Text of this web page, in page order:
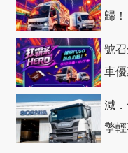
歸
號
車
減
擎